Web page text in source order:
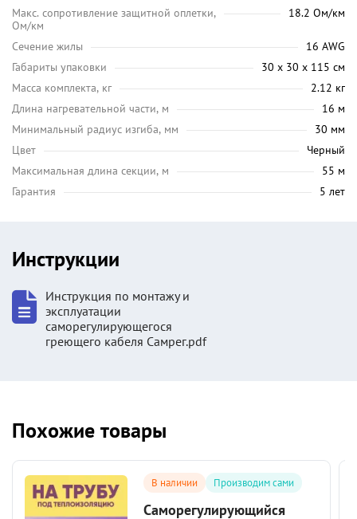
Макс. сопротивление защитной оплетки,
Ом/км
18.2 Ом/км
Сечение жилы
16 AWG
Габариты упаковки
30 х 30 х 115 см
Масса комплекта, кг
2.12 кг
Длина нагревательной части, м
16 м
Минимальный радиус изгиба, мм
30 мм
Цвет
Черный
Максимальная длина секции, м
55 м
Гарантия
5 лет
Инструкции
Инструкция по монтажу и
эксплуатации
саморегулирующегося
греющего кабеля Самрег.pdf
Похожие товары
В наличии Производим сами
Саморегулирующийся